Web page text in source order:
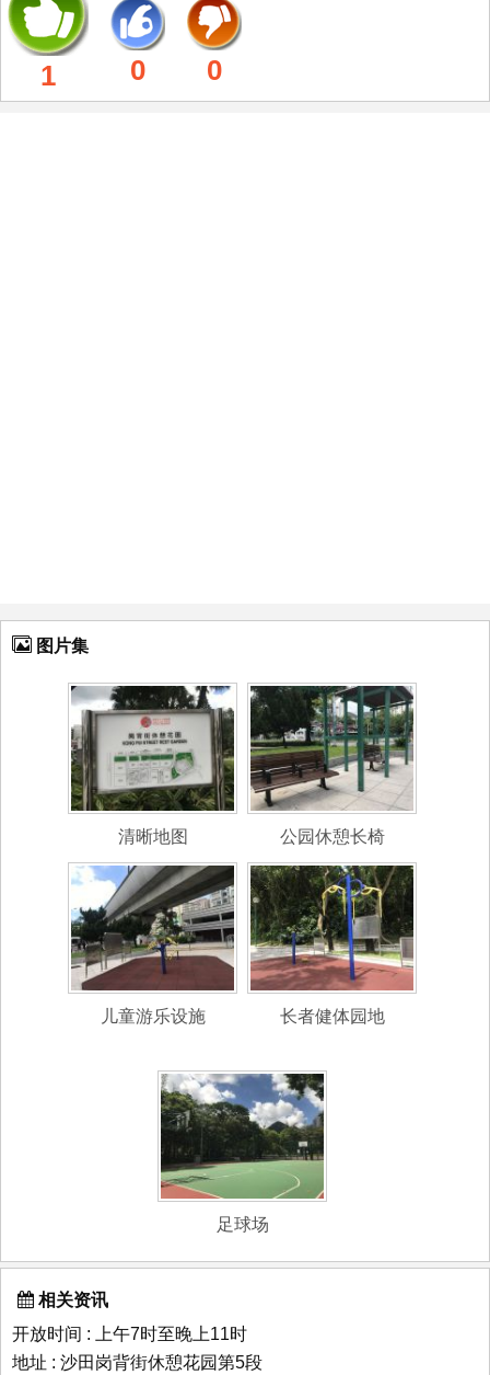
1 0 0
图片集
清晰地图 公园休憩长椅
儿童游乐设施 长者健体园地
足球场
相关资讯
开放时间 : 上午7时至晚上11时
地址 : 沙田岗背街休憩花园第5段